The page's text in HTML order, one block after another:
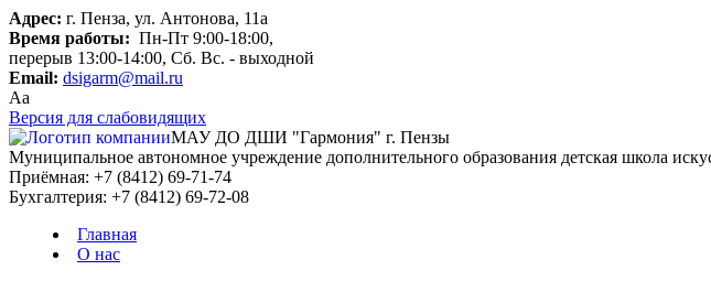
Адрес: г. Пенза, ул. Антонова, 11а
Время работы: Пн-Пт 9:00-18:00,
перерыв 13:00-14:00, Сб. Вс. - выходной
Email: dsigarm@mail.ru
Aa
Версия для слабовидящих
МАУ ДО ДШИ "Гармония" г. Пензы
Муниципальное автономное учреждение дополнительного образования детская школа
Приёмная: +7 (8412) 69-71-74
Бухгалтерия: +7 (8412) 69-72-08
Главная
О нас